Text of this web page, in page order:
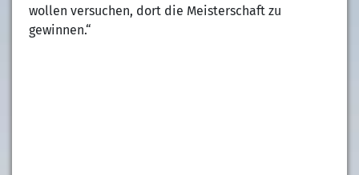
wollen versuchen, dort die Meisterschaft zu
gewinnen.“